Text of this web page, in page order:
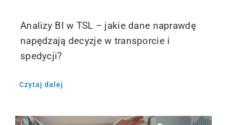
Analizy BI w TSL – jakie dane naprawdę
napędzają decyzje w transporcie i
spedycji?
Czytaj dalej